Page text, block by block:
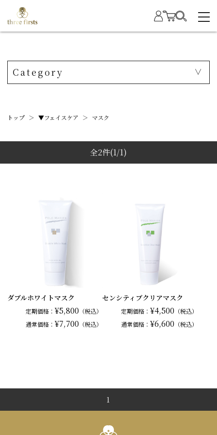
Category
トップ ＞ ▼フェイスケア ＞ マスク
全2件(1/1)
ダブルホワイトマスク
定期価格： ¥5,800 （税込）
通常価格： ¥7,700 （税込）
センシティブクリアマスク
定期価格： ¥4,500 （税込）
通常価格： ¥6,600 （税込）
1